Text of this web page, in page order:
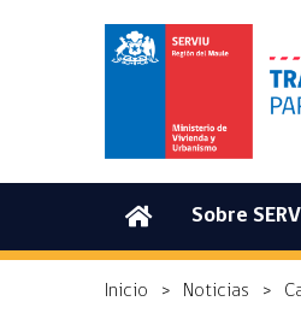
(current)
Sobre
Inicio > Noticias >